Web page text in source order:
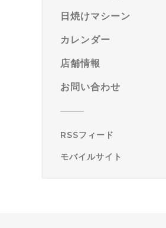
日焼けマシーン
カレンダー
店舗情報
お問い合わせ
RSSフィード
モバイルサイト